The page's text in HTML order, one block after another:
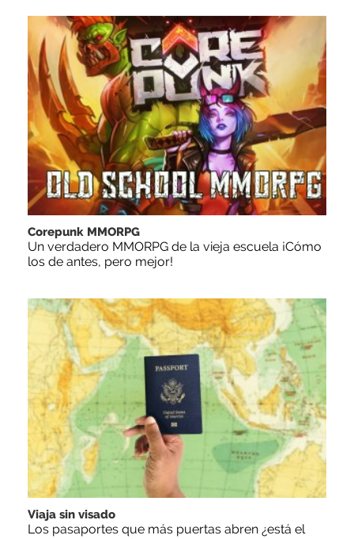
Corepunk MMORPG
Un verdadero MMORPG de la vieja escuela ¡Cómo
los de antes, pero mejor!
Viaja sin visado
Los pasaportes que más puertas abren ¿está el